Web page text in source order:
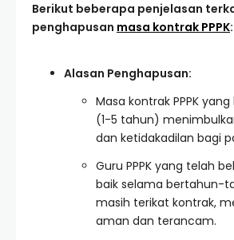
Berikut beberapa penjelasan
penghapusan masa kontrak PPPK:
Alasan Penghapusan:
Masa kontrak PPPK
(1-5 tahun)
dan ketidakadilan bagi
Guru PPPK yang telah
baik selama bertahun-
masih terikat kontrak,
aman dan terancam.